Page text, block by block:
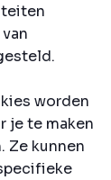
worden
je te maken
Ze kunnen